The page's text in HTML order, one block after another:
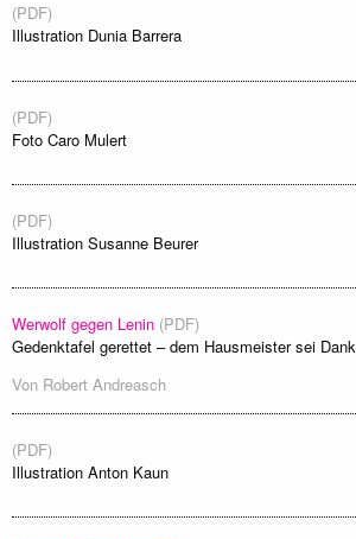
(PDF)
Illustration Dunia Barrera
(PDF)
Foto Caro Mulert
(PDF)
Illustration Susanne Beurer
Werwolf gegen Lenin (PDF)
Gedenktafel gerettet – dem Hausmeister sei Dank
Von Robert Andreasch
(PDF)
Illustration Anton Kaun